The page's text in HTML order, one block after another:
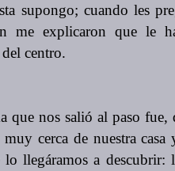
supongo; cuando les
me explicaron que le
centro.
nos salió al paso fue,
cerca de nuestra
llegáramos a descubrir: